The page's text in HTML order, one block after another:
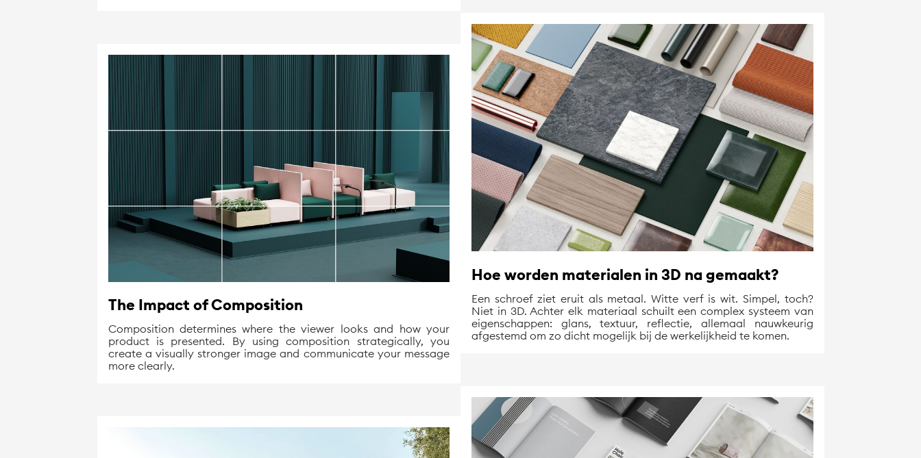
The Impact of Composition
Composition determines where the viewer looks and how your
product is presented. By using composition strategically, you
create a visually stronger image and communicate your message
more clearly.
Hoe worden materialen in 3D na gemaakt?
Een schroef ziet eruit als metaal. Witte verf is wit. Simpel, toch?
Niet in 3D. Achter elk materiaal schuilt een complex systeem van
eigenschappen: glans, textuur, reflectie, allemaal nauwkeurig
afgestemd om zo dicht mogelijk bij de werkelijkheid te komen.